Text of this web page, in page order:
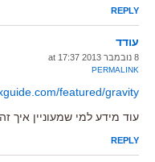
REPLY
עודד
8 נובמבר 2013 at 17:37
PERMALINK
featured/gravity/
עוד מידע למי שמעוניין איך
REPLY